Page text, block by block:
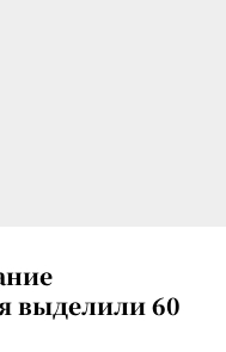
выделили 60